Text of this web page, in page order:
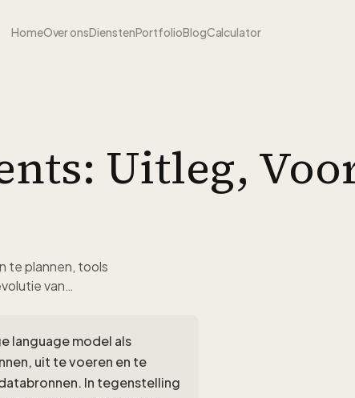
HomeOver onsDienstenPortfolioBlogCalculator
Uitleg,
te plannen, tools
van…
language model als
uit te voeren en te
In tegenstelling